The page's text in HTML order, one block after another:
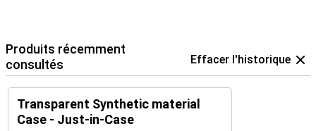
Produits récemment
consultés
Effacer l'historique
Transparent Synthetic material
Case - Just-in-Case